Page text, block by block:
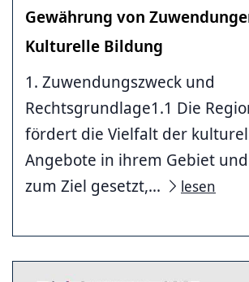
Gewährung von
Kulturelle Bildung
1. Zuwendungszweck und
Rechtsgrundlage1.1 Die
fördert die Vielfalt der
Angebote in ihrem Gebiet
zum Ziel gesetzt,...
lesen